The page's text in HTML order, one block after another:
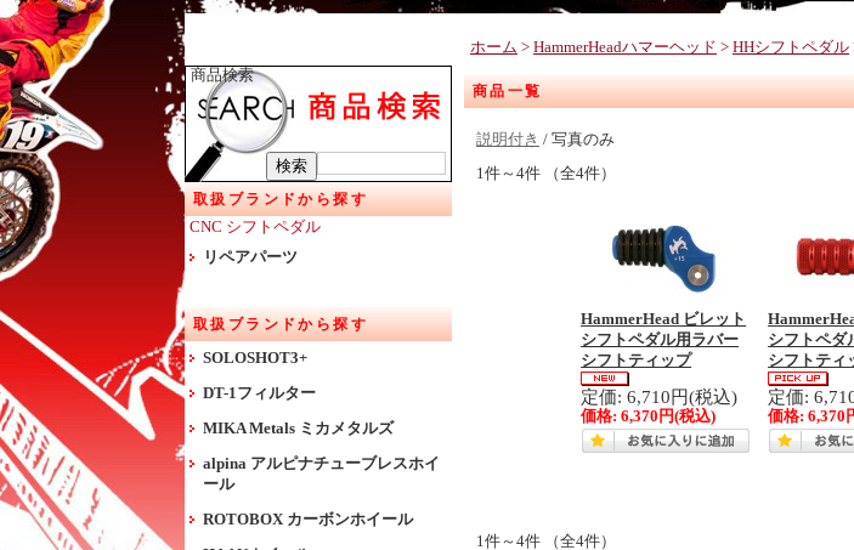
商品検索
取扱ブランドから探す
CNC シフトペダル
リペアパーツ
取扱ブランドから探す
SOLOSHOT3+
DT-1フィルター
MIKA Metals ミカメタルズ
alpina アルピナチューブレスホイ
ール
ROTOBOX カーボンホイール
ホーム > HammerHeadハマーヘッド > HHシフトペダル
商品一覧
説明付き / 写真のみ
1件～4件 （全4件）
HammerHead ビレット
シフトペダル用ラバー
シフトティップ
定価: 6,710円(税込)
価格:6,370円(税込)
シフトペダ
シフトティ
定価:
価格:6,370
1件～4件 （全4件）